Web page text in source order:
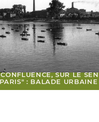
SUR LE
: BALADE URBAINE